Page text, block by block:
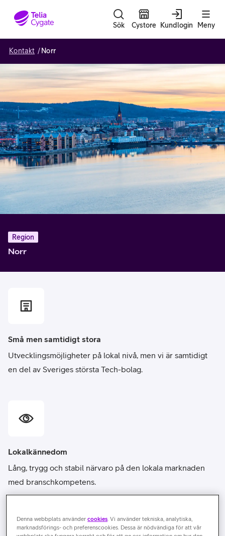
Gå till sidans innehåll
Sök Cystore Kundlogin Meny
Kontakt Norr
Region
Norr
Små men samtidigt stora
Utvecklingsmöjligheter på lokal nivå, men vi är samtidigt
en del av Sveriges största Tech-bolag.
Lokalkännedom
Lång, trygg och stabil närvaro på den lokala marknaden
med branschkompetens.
Denna webbplats användercookies . Vi använder tekniska, analytiska,
marknadsförings- och preferenscookies. Dessa är nödvändiga för att vår